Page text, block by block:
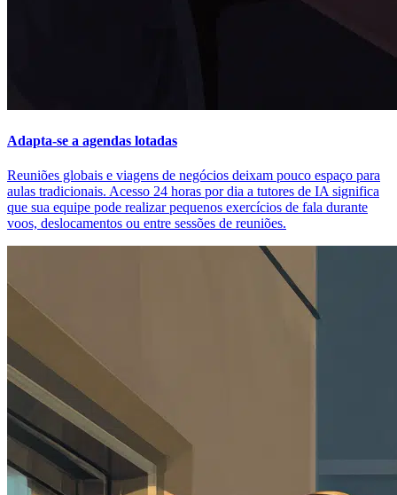
Adapta-se a agendas lotadas
Reuniões globais e viagens de negócios deixam pouco espaço para
aulas tradicionais. Acesso 24 horas por dia a tutores de IA significa
que sua equipe pode realizar pequenos exercícios de fala durante
voos, deslocamentos ou entre sessões de reuniões.